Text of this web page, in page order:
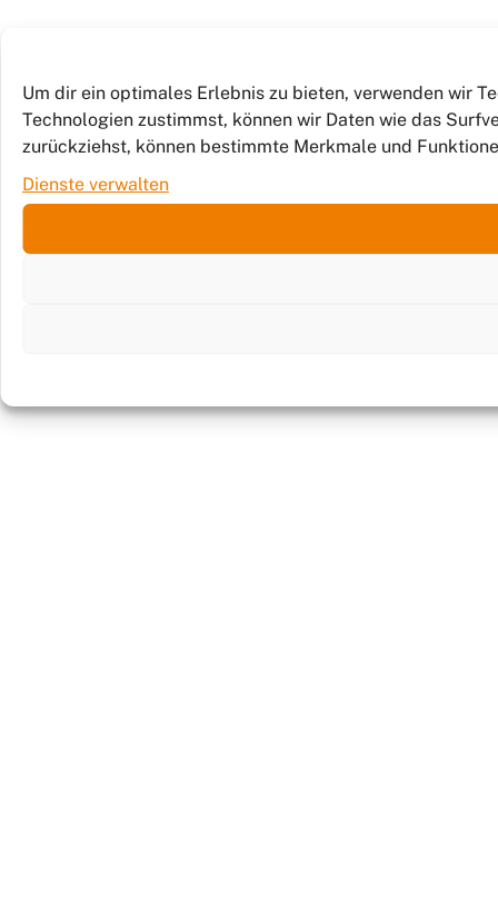
Um dir ein optimales Erlebnis zu bieten, verwenden wir
Technologien zustimmst, können wir Daten wie das
zurückziehst, können bestimmte Merkmale und
Dienste verwalten